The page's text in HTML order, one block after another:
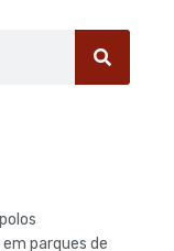
parques de